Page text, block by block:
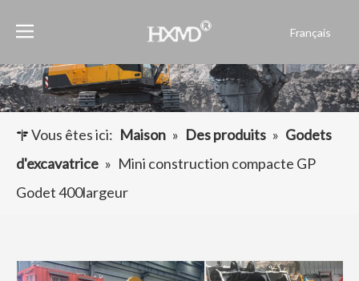
Français
العربية
Pусский
Español
Vous êtes ici: Maison » Des produits » Godets
d'excavatrice » Mini construction compacte GP
Godet 400largeur